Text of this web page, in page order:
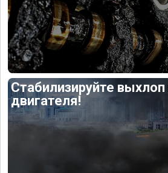
Стабилизируйте выхлоп
двигателя!